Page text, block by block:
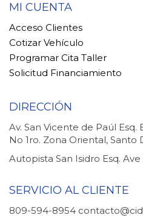
MI CUENTA
Acceso Clientes
Cotizar Vehículo
Programar Cita Taller
Solicitud Financiamiento
DIRECCIÓN
Av. San Vicente de Paúl Esq.
No 1ro. Zona Oriental, Santo
Autopista San Isidro Esq.
SERVICIO AL CLIENTE
809-594-8954